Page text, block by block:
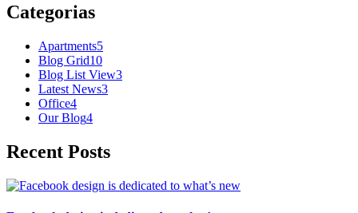
Categorias
Apartments5
Blog Grid10
Blog List View3
Latest News3
Office4
Our Blog4
Recent Posts